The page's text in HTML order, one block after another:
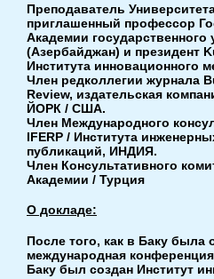
Преподаватель
приглашенный профессор
Академии государственного
(Азербайджан) и президент
Института инновационного
Член редколлегии журнала
Review, издательская
ЙОРК / США.
Член Международного
IFERP / Института
публикаций, ИНДИЯ.
Член Консультативного
Академии / Турция
О докладе:
После того, как в Баку была
международная
Баку был создан Институт